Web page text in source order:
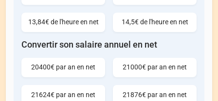
13,84€ de l'heure en net 14,5€ de l'heure en net
Convertir son salaire annuel en net
20400€ par an en net 21000€ par an en net
21624€ par an en net 21876€ par an en net